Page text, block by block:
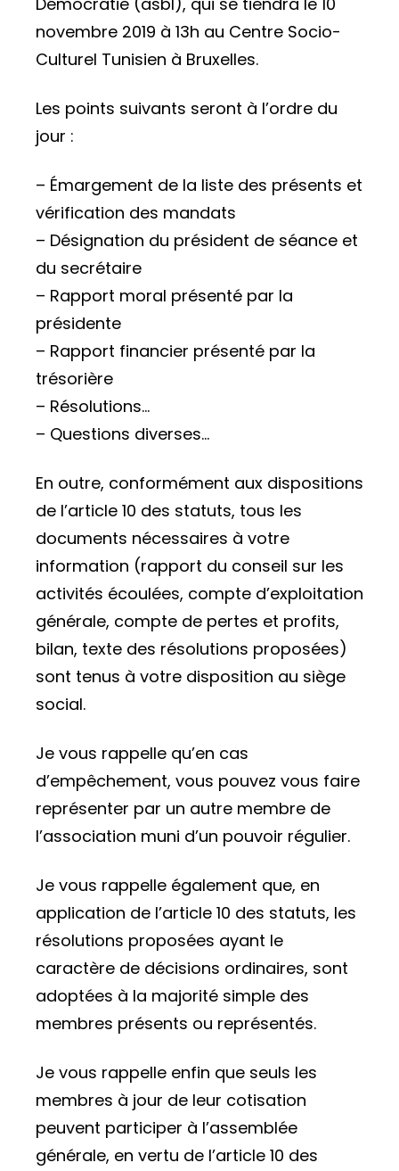
novembre 2019 à 13h au Centre Socio-
Culturel Tunisien à Bruxelles.
Les points suivants seront à l’ordre du
jour :
– Émargement de la liste des présents et
vérification des mandats
– Désignation du président de séance et
du secrétaire
– Rapport moral présenté par la
présidente
– Rapport financier présenté par la
trésorière
– Résolutions…
– Questions diverses…
En outre, conformément aux dispositions
de l’article 10 des statuts, tous les
documents nécessaires à votre
information (rapport du conseil sur les
activités écoulées, compte d’exploitation
générale, compte de pertes et profits,
bilan, texte des résolutions proposées)
sont tenus à votre disposition au siège
social.
Je vous rappelle qu’en cas
d’empêchement, vous pouvez vous faire
représenter par un autre membre de
l’association muni d’un pouvoir régulier.
Je vous rappelle également que, en
application de l’article 10 des statuts, les
résolutions proposées ayant le
caractère de décisions ordinaires, sont
adoptées à la majorité simple des
membres présents ou représentés.
Je vous rappelle enfin que seuls les
membres à jour de leur cotisation
peuvent participer à l’assemblée
générale, en vertu de l’article 10 des